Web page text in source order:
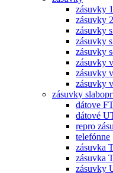
zásuvky
zásuvky
zásuvky
zásuvky
zásuvky
zásuvky
zásuvky
zásuvky
zásuvky
dátove
dátové
repro
telefónne
zásuvka
zásuvka
zásuvky